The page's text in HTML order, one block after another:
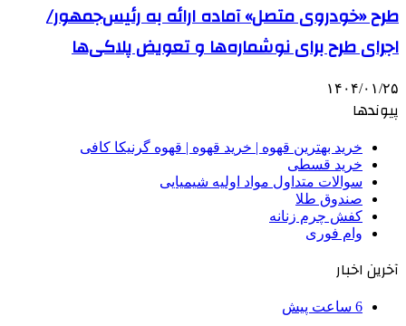
طرح «خودروی متصل» آماده ارائه به رئیس‌جمهور/
اجرای طرح برای نوشماره‌ها و تعویض پلاکی‌ها
۱۴۰۴/۰۱/۲۵
پیوندها
خرید بهترین قهوه | خرید قهوه | قهوه گرنیکا کافی
خرید قسطی
سوالات متداول مواد اولیه شیمیایی
صندوق طلا
کفش چرم زنانه
وام فوری
آخرین اخبار
6 ساعت پیش